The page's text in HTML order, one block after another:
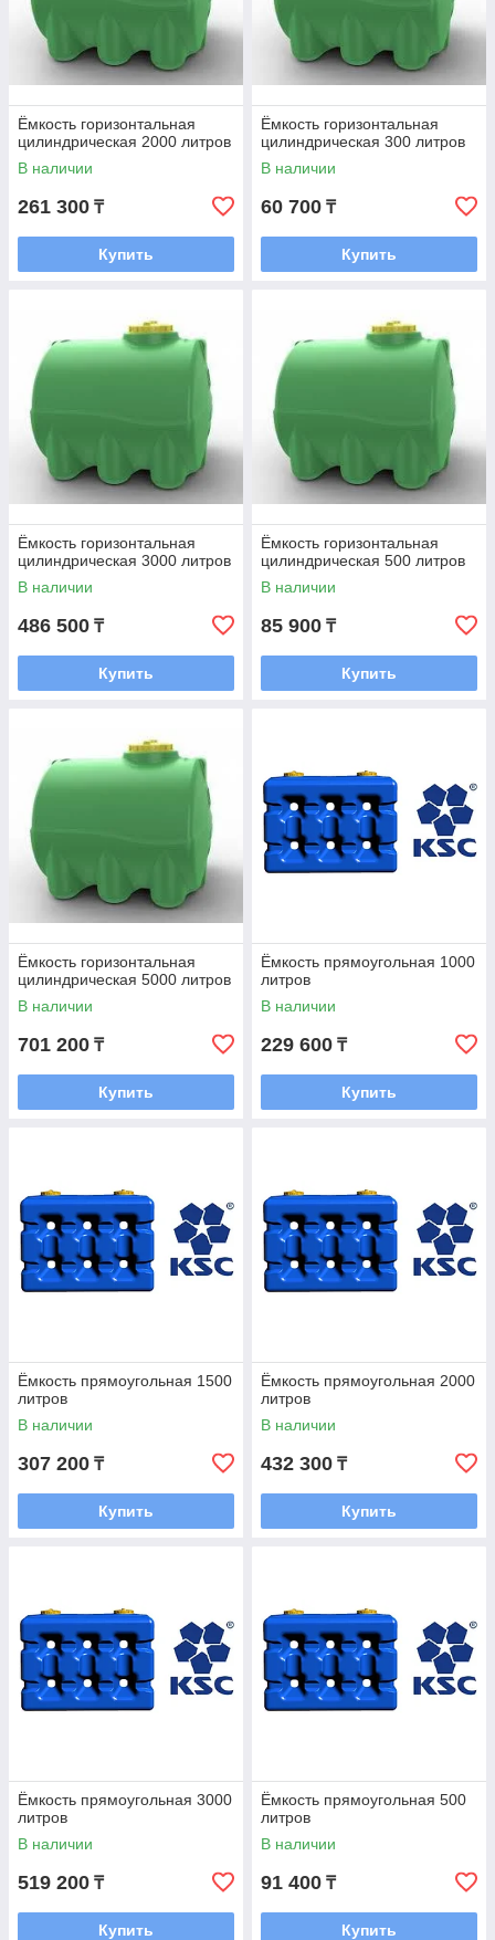
Ёмкость горизонтальная
цилиндрическая 2000 литров
В наличии
261 300 ₸
Купить
Ёмкость горизонтальная
цилиндрическая 300 литров
В наличии
60 700 ₸
Купить
Ёмкость горизонтальная
цилиндрическая 3000 литров
В наличии
486 500 ₸
Купить
Ёмкость горизонтальная
цилиндрическая 500 литров
В наличии
85 900 ₸
Купить
Ёмкость горизонтальная
цилиндрическая 5000 литров
В наличии
701 200 ₸
Купить
Ёмкость прямоугольная 1000
литров
В наличии
229 600 ₸
Купить
Ёмкость прямоугольная 1500
литров
В наличии
307 200 ₸
Купить
Ёмкость прямоугольная 2000
литров
В наличии
432 300 ₸
Купить
Ёмкость прямоугольная 3000
литров
В наличии
519 200 ₸
Купить
Ёмкость прямоугольная 500
литров
В наличии
91 400 ₸
Купить